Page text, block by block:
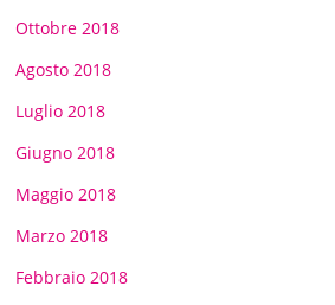
Ottobre 2018
Agosto 2018
Luglio 2018
Giugno 2018
Maggio 2018
Marzo 2018
Febbraio 2018